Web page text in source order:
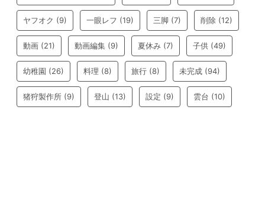
ヤフオク (9) 一眼レフ (19) 三脚 (7) 削除 (12)
動画 (21) 動画編集 (9) 夏休み (7) 子供 (49)
幼稚園 (26) 料理 (8) 旅行 (8) 未完成 (94)
猪狩製作所 (9) 登山 (13) 設定 (9) 雲台 (10)